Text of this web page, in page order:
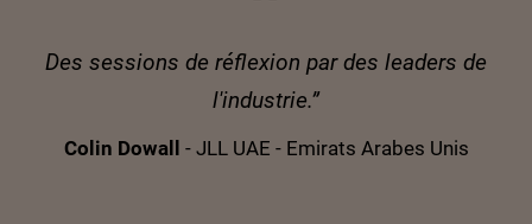
Des sessions de réflexion par des leaders de
l'industrie.”
Colin Dowall - JLL UAE - Emirats Arabes Unis